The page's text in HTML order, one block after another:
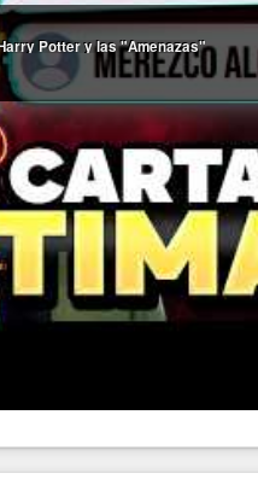
Potter y las "Amenazas"